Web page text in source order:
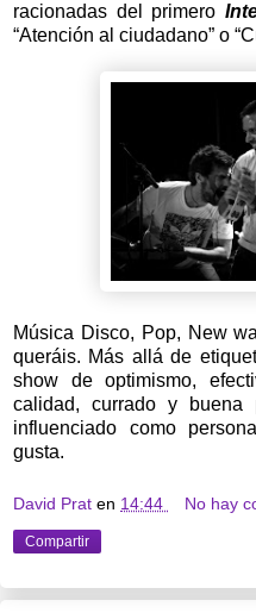
racionadas del primero
“Atención al ciudadano” o
Música Disco, Pop, New
queráis. Más allá de
show de optimismo,
calidad, currado y buena
influenciado como
gusta.
David Prat en 14:44 No hay
Compartir